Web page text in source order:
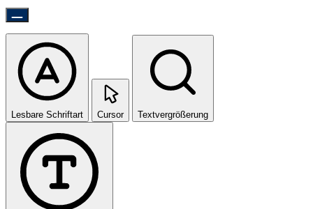
Lesbare Schriftart Cursor Textvergrößerung